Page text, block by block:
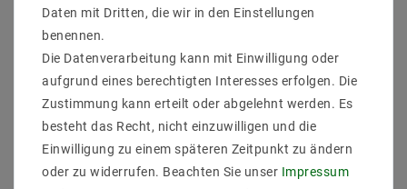
ZULETZT ANGESEHEN
Daten mit Dritten, die wir in den Einstellungen
benennen.
Die Datenverarbeitung kann mit Einwilligung oder
aufgrund eines berechtigten Interesses erfolgen. Die
Zustimmung kann erteilt oder abgelehnt werden. Es
besteht das Recht, nicht einzuwilligen und die
Einwilligung zu einem späteren Zeitpunkt zu ändern
oder zu widerrufen. Beachten Sie unser Impressum